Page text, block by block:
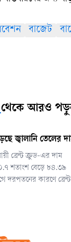
বাজেট
থেকে আরও
জ্বালানি তেলের
ব্রেন্ট ক্রুড-এর দাম
০.৭ শতাংশ বেড়ে ৮৪.৩৯
কারণে ব্রেন্ট